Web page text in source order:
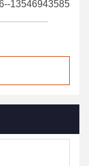
13546943585